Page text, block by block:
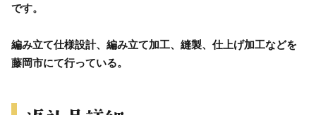
です。
編み立て仕様設計、編み立て加工、縫製、仕上げ加工などを
藤岡市にて行っている。